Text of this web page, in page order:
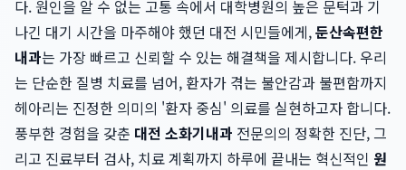
다. 원인을 알 수 없는 고통 속에서 대학병원의 높은 문턱과 기
나긴 대기 시간을 마주해야 했던 대전 시민들에게,둔산속편한
내과는 가장 빠르고 신뢰할 수 있는 해결책을 제시합니다. 우리
는 단순한 질병 치료를 넘어, 환자가 겪는 불안감과 불편함까지
헤아리는 진정한 의미의 '환자 중심' 의료를 실현하고자 합니다.
풍부한 경험을 갖춘 대전 소화기내과 전문의의 정확한 진단, 그
리고 진료부터 검사, 치료 계획까지 하루에 끝내는 혁신적인 원